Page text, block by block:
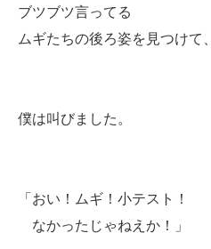
ブツブツ言ってる
ムギたちの後ろ姿を見つけて、
僕は叫びました。
「おい！ムギ！小テスト！
なかったじゃねえか！」